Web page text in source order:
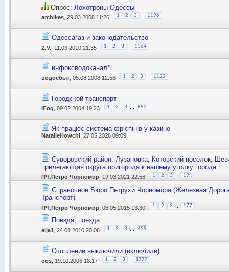
Опрос: Лохотроны Одессы
archikes , 29.03.2008 11:26 1 2 3 1196
Одессагаз и законодательство
Z.V. , 11.03.2010 21:35 1 2 3 1364
инфоксводоканал*
водосбыт , 05.08.2008 12:56 1 2 3 1122
Городской транспорт
iFog , 09.02.2004 19:23 1 2 3 852
Як працює система фріспінів у казино
NatalieHowchi , 27.05.2026 09:09
Суворовский район: Лузановка, Котовский посёлок,
прилегающая округа пригорода к нашему уголку города.
ПЧ.Петро Чорномор , 19.03.2021 22:56 1 2 3 19
Справочное Бюро Петрухи Чорномора (Железная
Транспорт)
ПЧ.Петро Чорномор , 06.05.2015 13:30 1 2 3 177
Поезда, поезда.....
elja1 , 24.01.2010 20:06 1 2 3 429
Отопление выключили (включили)
oos , 19.10.2006 18:17 1 2 3 1777